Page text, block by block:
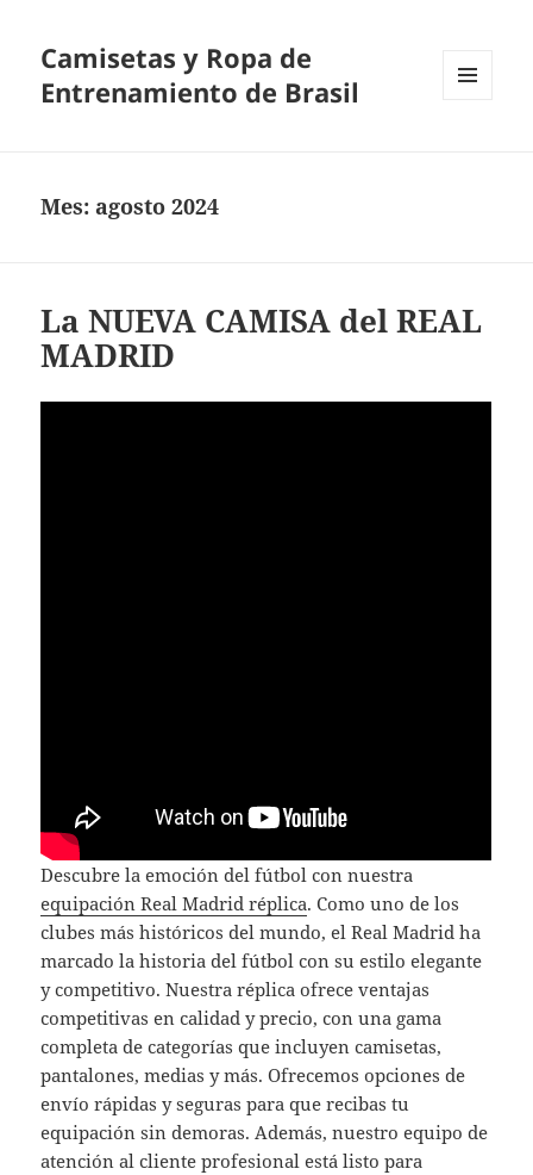
Camisetas y Ropa de
Entrenamiento de Brasil
Mes: agosto 2024
La NUEVA CAMISA del REAL
MADRID
Descubre la emoción del fútbol con nuestra
equipación Real Madrid réplica. Como uno de los
clubes más históricos del mundo, el Real Madrid ha
marcado la historia del fútbol con su estilo elegante
y competitivo. Nuestra réplica ofrece ventajas
competitivas en calidad y precio, con una gama
completa de categorías que incluyen camisetas,
pantalones, medias y más. Ofrecemos opciones de
envío rápidas y seguras para que recibas tu
equipación sin demoras. Además, nuestro equipo de
atención al cliente profesional está listo para